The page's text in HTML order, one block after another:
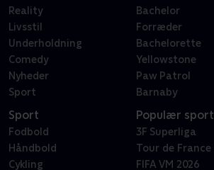
Reality
Livsstil
Underholdning
Comedy
Nyheder
Sport
Bachelor
Forræder
Bachelorette
Yellowstone
Paw Patrol
Barnaby
Sport
Fodbold
Håndbold
Cykling
Populær sport
3F Superliga
Tour de France
FIFA VM 2026